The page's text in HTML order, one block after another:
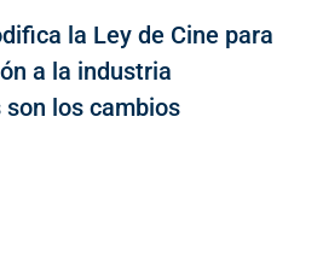
la Ley de Cine para
a la industria
los cambios